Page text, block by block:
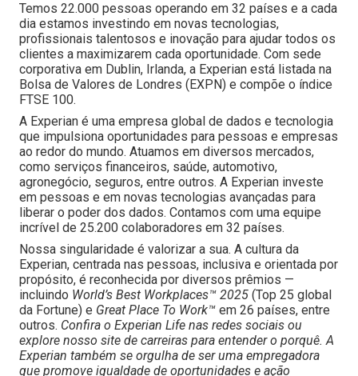
Temos 22.000 pessoas operando em 32 países e a cada
dia estamos investindo em novas tecnologias,
profissionais talentosos e inovação para ajudar todos os
clientes a maximizarem cada oportunidade. Com sede
corporativa em Dublin, Irlanda, a Experian está listada na
Bolsa de Valores de Londres (EXPN) e compõe o índice
FTSE 100.
A Experian é uma empresa global de dados e tecnologia
que impulsiona oportunidades para pessoas e empresas
ao redor do mundo. Atuamos em diversos mercados,
como serviços financeiros, saúde, automotivo,
agronegócio, seguros, entre outros. A Experian investe
em pessoas e em novas tecnologias avançadas para
liberar o poder dos dados. Contamos com uma equipe
incrível de 25.200 colaboradores em 32 países.
Nossa singularidade é valorizar a sua. A cultura da
Experian, centrada nas pessoas, inclusiva e orientada por
propósito, é reconhecida por diversos prêmios —
incluindo World’s Best Workplaces™ 2025 (Top 25 global
da Fortune) e Great Place To Work™ em 26 países, entre
outros. Confira o Experian Life nas redes sociais ou
explore nosso site de carreiras para entender o porquê. A
Experian também se orgulha de ser uma empregadora
que promove igualdade de oportunidades e ação